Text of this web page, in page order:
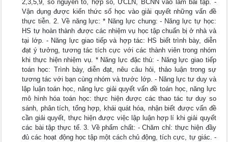
2,3,5,9, số nguyên tố, hợp số, ƯCLN, BCNN vào làm bài tập. -
Vận dụng được kiến thức số học vào giải quyết những vấn đề
thực tiễn. 2. Về năng lực: * Năng lực chung: - Năng lực tự học:
HS tự hoàn thành được các nhiệm vụ học tập chuẩn bị ở nhà và
tại lớp. - Năng lực giao tiếp và hợp tác: HS biết trình bày, diễn
đạt ý tưởng, tương tác tích cực với các thành viên trong nhóm
khi thực hiện nhiệm vụ. * Năng lực đặc thù: - Năng lực giao tiếp
toán học: Trình bày, diễn đạt, nêu câu hỏi, thảo luận trong sự
tương tác với bạn cùng nhóm và trước lớp. - Năng lực tư duy và
lập luận toán học, năng lực giải quyết vấn đề toán học, năng lực
mô hình hóa toán học: thực hiện được các thao tác tư duy so
sánh, phân tích, tổng hợp, khái quát hóa, nhận biết được vấn đề
cần giải quyết, thực hiện được việc lập luận hợp lí khi giải quyết
các bài tập thực tế. 3. Về phẩm chất: - Chăm chỉ: thực hiện đầy
đủ các hoạt động học tập một cách chủ động, tích cực, tự giác. -